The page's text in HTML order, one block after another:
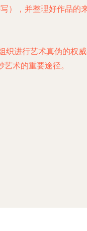
），并整理好作品
织进行艺术真伪的权
术的重要途径。